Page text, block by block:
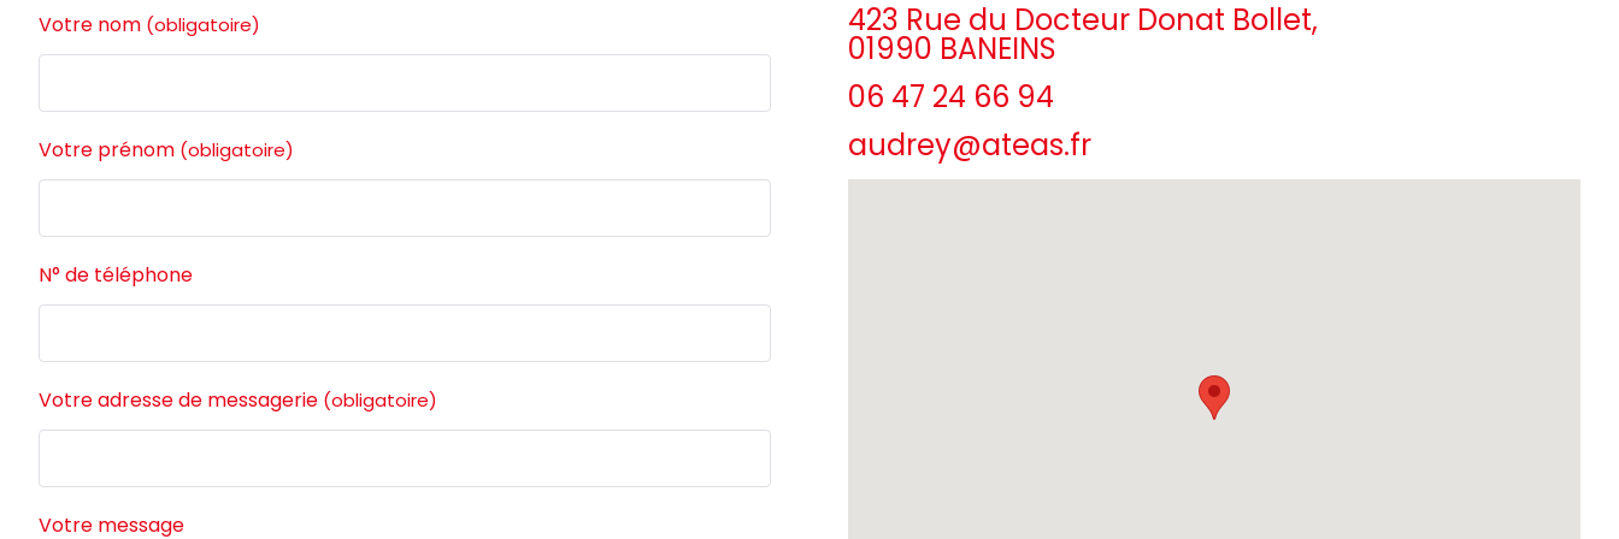
Votre nom (obligatoire)
Votre prénom (obligatoire)
N° de téléphone
Votre adresse de messagerie (obligatoire)
Votre message
423 Rue du Docteur Donat Bollet,
01990 BANEINS
06 47 24 66 94
audrey@ateas.fr